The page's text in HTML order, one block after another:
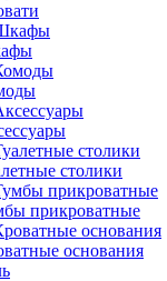
столики
прикроватные
основания